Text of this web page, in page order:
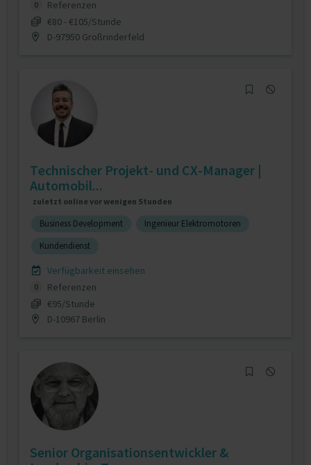
0
Referenzen
€80 - €105/Stunde
D-97950 Großrinderfeld
Technischer Projekt- und CX-Manager |
Automobil...
zuletzt online vor wenigen Stunden
Business Development
Ingenieur Elektromotoren
Kundendienst
Verfügbarkeit einsehen
0
Referenzen
€95/Stunde
D-10967 Berlin
Senior Organisationsentwickler &